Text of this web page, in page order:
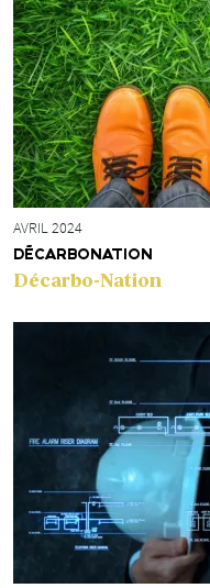
AVRIL 2024
DÉCARBONATION
Décarbo-Nation